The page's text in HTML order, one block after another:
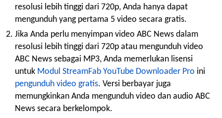
resolusi lebih tinggi dari 720p, Anda hanya dapat
mengunduh yang pertama 5 video secara gratis.
Jika Anda perlu menyimpan video ABC News dalam
resolusi lebih tinggi dari 720p atau mengunduh video
ABC News sebagai MP3, Anda memerlukan lisensi
untuk Modul StreamFab YouTube Downloader Pro ini
pengunduh video gratis. Versi berbayar juga
memungkinkan Anda mengunduh video dan audio ABC
News secara berkelompok.